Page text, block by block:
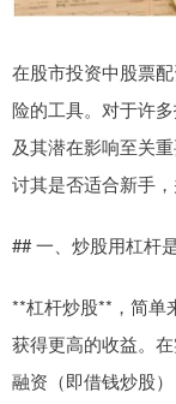
在股市投资中股票
险的工具。对于许
及其潜在影响至关
讨其是否适合新手
## 一、炒股用杠杆
**杠杆炒股**，简单
获得更高的收益。
融资（即借钱炒股